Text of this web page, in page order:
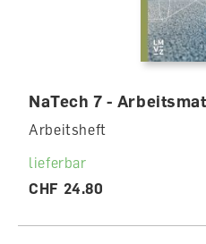
NaTech 7 -
Arbeitsheft
lieferbar
CHF 24.80